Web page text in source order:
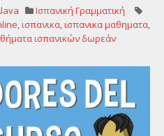
Ισπανική Γραμματική
,ισπανικα,ισπανικα μαθηματα,
ισπανικών δωρεάν